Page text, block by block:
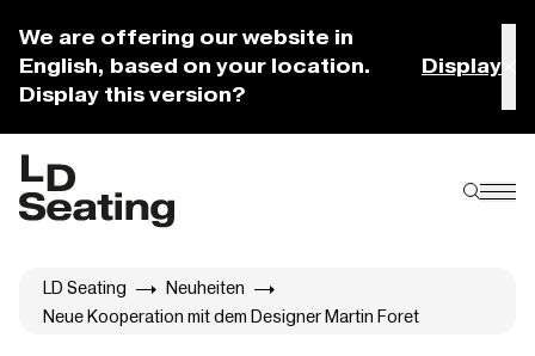
We are offering our website in
English, based on your location.
Display this version?
Display
LD Seating
Neuheiten
Neue Kooperation mit dem Designer Martin Foret